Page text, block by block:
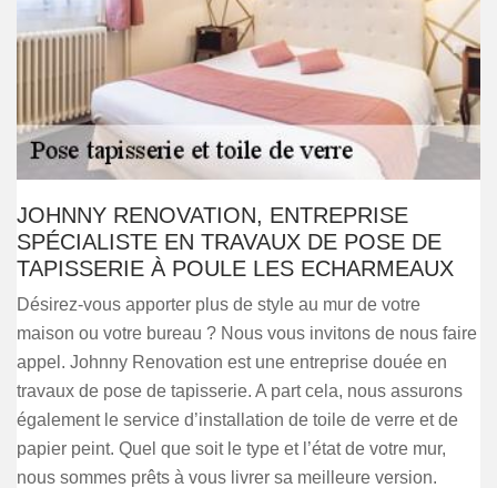
JOHNNY RENOVATION, ENTREPRISE
SPÉCIALISTE EN TRAVAUX DE POSE DE
TAPISSERIE À POULE LES ECHARMEAUX
Désirez-vous apporter plus de style au mur de votre
maison ou votre bureau ? Nous vous invitons de nous faire
appel. Johnny Renovation est une entreprise douée en
travaux de pose de tapisserie. A part cela, nous assurons
également le service d’installation de toile de verre et de
papier peint. Quel que soit le type et l’état de votre mur,
nous sommes prêts à vous livrer sa meilleure version.